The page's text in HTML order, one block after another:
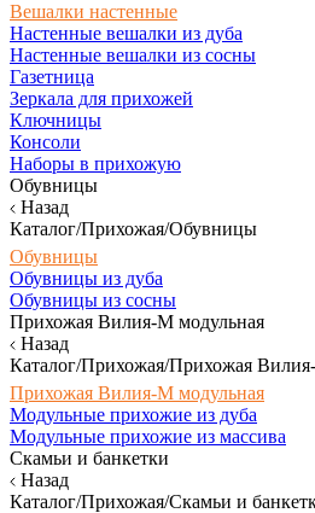
Вешалки настенные
Настенные вешалки из дуба
Настенные вешалки из сосны
Газетница
Зеркала для прихожей
Ключницы
Консоли
Наборы в прихожую
Обувницы
Назад
Каталог/Прихожая/Обувницы
Обувницы
Обувницы из дуба
Обувницы из сосны
Прихожая Вилия-М модульная
Назад
Каталог/Прихожая/Прихожая
Прихожая Вилия-М модульная
Модульные прихожие из дуба
Модульные прихожие из массива
Скамьи и банкетки
Назад
Каталог/Прихожая/Скамьи и